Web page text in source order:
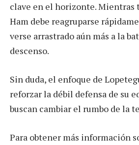
clave en el horizonte. Mientras
Ham debe reagruparse
verse arrastrado aún más a la
descenso.
Sin duda, el enfoque de
reforzar la débil defensa de su
buscan cambiar el rumbo de la
Para obtener más información